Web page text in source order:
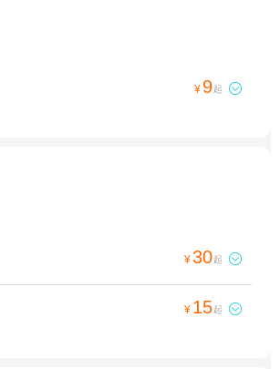
¥ 9起 
¥30起 
¥ 15起 